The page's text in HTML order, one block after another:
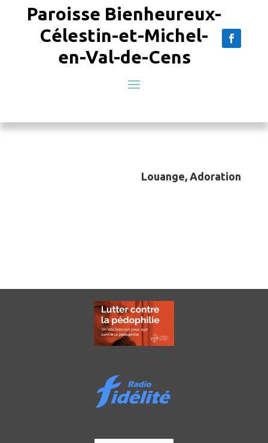
Paroisse Bienheureux-
Célestin-et-Michel-
en-Val-de-Cens
Louange, Adoration